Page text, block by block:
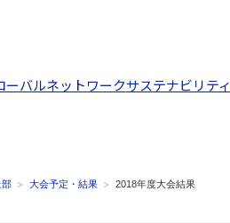
ーバルネットワークサステナビリティ
部 大会予定・結果 2018年度大会結果